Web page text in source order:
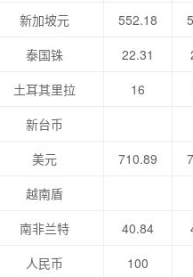
新加坡元
552.18
泰国铢
22.31
土耳其里拉
16
新台币
美元
710.89
越南盾
南非兰特
40.84
人民币
100